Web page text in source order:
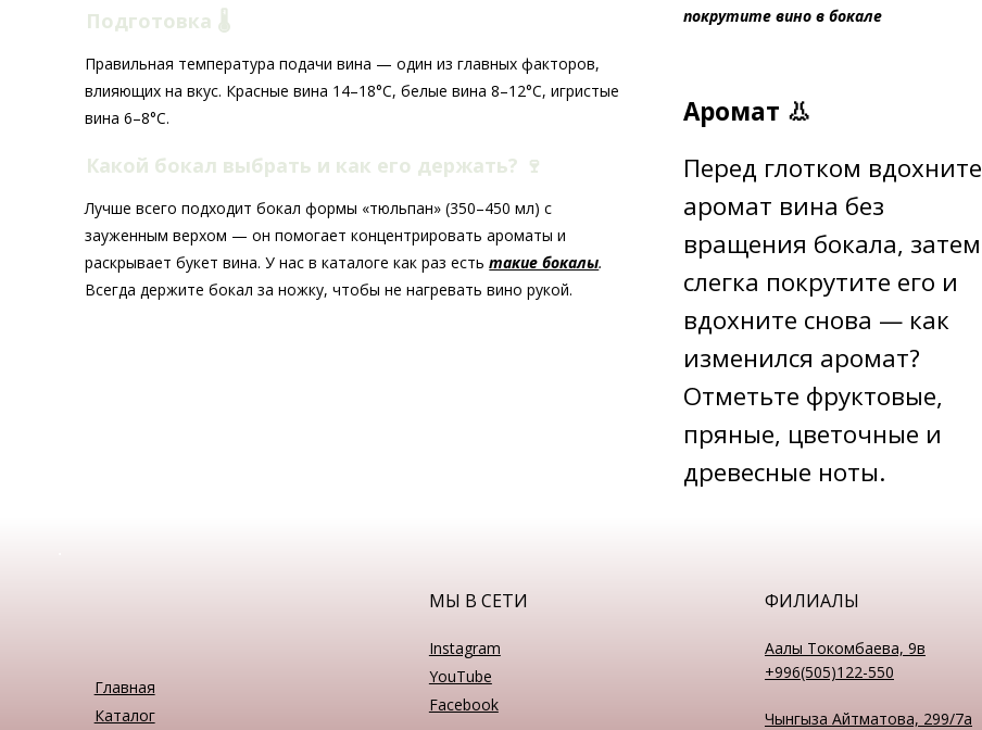
покрутите вино в бокале
Аромат 👃
Перед глотком вдохните
аромат вина без
вращения бокала, затем
слегка покрутите его и
вдохните снова — как
изменился аромат?
Отметьте фруктовые,
пряные, цветочные и
древесные ноты.
Подготовка 🌡️
Правильная температура подачи вина — один из главных факторов,
влияющих на вкус. Красные вина 14–18°C, белые вина 8–12°C, игристые
вина 6–8°C.
Какой бокал выбрать и как его держать? 🍷
Лучше всего подходит бокал формы «тюльпан» (350–450 мл) с
зауженным верхом — он помогает концентрировать ароматы и
раскрывает букет вина. У нас в каталоге как раз естьтакие бокалы.
Всегда держите бокал за ножку, чтобы не нагревать вино рукой.
Главная
Каталог
МЫ В СЕТИ
Instagram
YouTube
Facebook
ФИЛИАЛЫ
Аалы Токомбаева, 9в
+996(505)122-550
Чынгыза Айтматова, 299/7а